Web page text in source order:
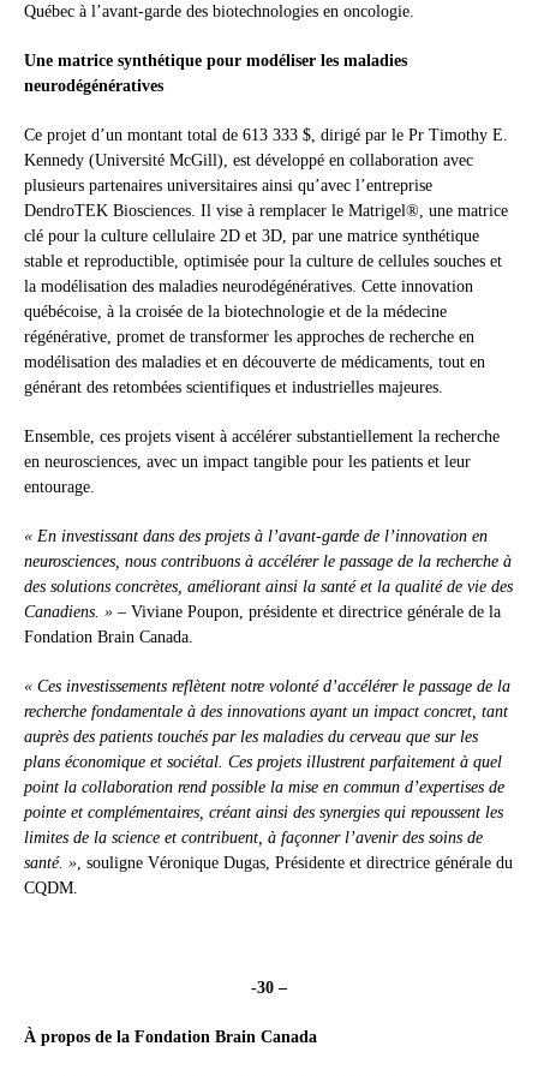
Québec à l’avant-garde des biotechnologies en oncologie.
Une matrice synthétique pour modéliser les maladies
neurodégénératives
Ce projet d’un montant total de 613 333 $, dirigé par le Pr Timothy E.
Kennedy (Université McGill), est développé en collaboration avec
plusieurs partenaires universitaires ainsi qu’avec l’entreprise
DendroTEK Biosciences. Il vise à remplacer le Matrigel®, une matrice
clé pour la culture cellulaire 2D et 3D, par une matrice synthétique
stable et reproductible, optimisée pour la culture de cellules souches et
la modélisation des maladies neurodégénératives. Cette innovation
québécoise, à la croisée de la biotechnologie et de la médecine
régénérative, promet de transformer les approches de recherche en
modélisation des maladies et en découverte de médicaments, tout en
générant des retombées scientifiques et industrielles majeures.
Ensemble, ces projets visent à accélérer substantiellement la recherche
en neurosciences, avec un impact tangible pour les patients et leur
entourage.
« En investissant dans des projets à l’avant-garde de l’innovation en
neurosciences, nous contribuons à accélérer le passage de la recherche à
des solutions concrètes, améliorant ainsi la santé et la qualité de vie des
Canadiens. » – Viviane Poupon, présidente et directrice générale de la
Fondation Brain Canada.
« Ces investissements reflètent notre volonté d’accélérer le passage de la
recherche fondamentale à des innovations ayant un impact concret, tant
auprès des patients touchés par les maladies du cerveau que sur les
plans économique et sociétal. Ces projets illustrent parfaitement à quel
point la collaboration rend possible la mise en commun d’expertises de
pointe et complémentaires, créant ainsi des synergies qui repoussent les
limites de la science et contribuent, à façonner l’avenir des soins de
santé. » , souligne Véronique Dugas, Présidente et directrice générale du
CQDM.
-30 –
À propos de la Fondation Brain Canada